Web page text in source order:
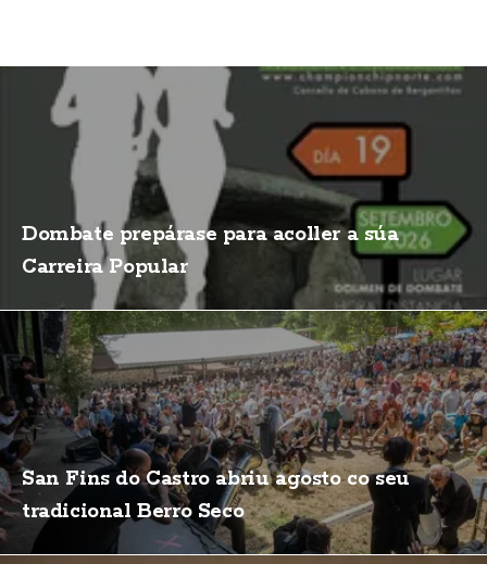
Dombate prepárase para acoller a súa
Carreira Popular
San Fins do Castro abriu agosto co seu
tradicional Berro Seco